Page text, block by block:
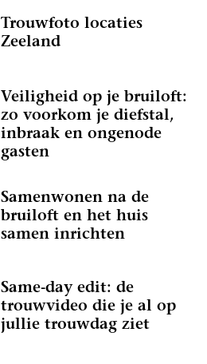
Trouwfoto locaties
Zeeland
Veiligheid op je bruiloft:
zo voorkom je diefstal,
inbraak en ongenode
gasten
Samenwonen na de
bruiloft en het huis
samen inrichten
Same-day edit: de
trouwvideo die je al op
jullie trouwdag ziet